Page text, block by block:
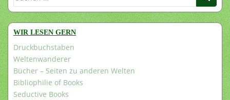
WIR LESEN GERN
Druckbuchstaben
Weltenwanderer
Bücher – Seiten zu anderen Welten
Bibliophilie of Books
Seductive Books